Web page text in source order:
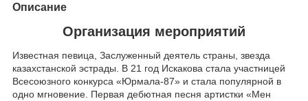
Описание
Организация мероприятий
Известная певица, Заслуженный деятель страны, звезда
казахстанской эстрады. В 21 год Искакова стала участницей
Всесоюзного конкурса «Юрмала-87» и стала популярной в
одно мгновение. Первая дебютная песня артистки «Мен